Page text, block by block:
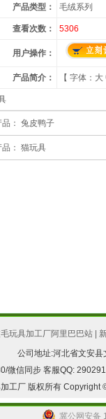
产品类型： 毛绒系列
查看次数： 5306
用户操作：
产品简介： 【 字体： 大
： 兔皮鸭子
： 猫玩具
玩具加工厂阿里巴巴站
公司地址:河北省文安
微信同步 客服QQ:
工厂 版权所有
冀公网安备